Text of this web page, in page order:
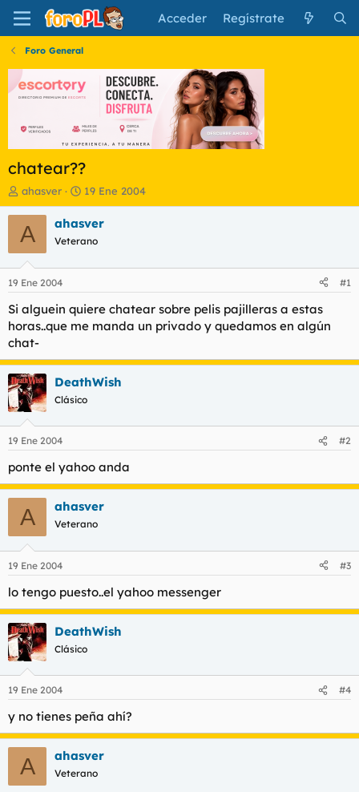
Acceder Regístrate
Foro General
chatear??
I
n
i
c
a
d
o
r
e
l
t
e
m
a
ahasver
F
e
c
a
i
n
c
o
19 Ene 2004
A ahasver
Veterano
19 Ene 2004 #1
Si alguein quiere chatear sobre pelis pajilleras a estas
horas..que me manda un privado y quedamos en algún
chat-
DeathWish
Clásico
19 Ene 2004 #2
ponte el yahoo anda
A ahasver
Veterano
19 Ene 2004 #3
lo tengo puesto..el yahoo messenger
DeathWish
Clásico
19 Ene 2004 #4
y no tienes peña ahí?
A ahasver
Veterano